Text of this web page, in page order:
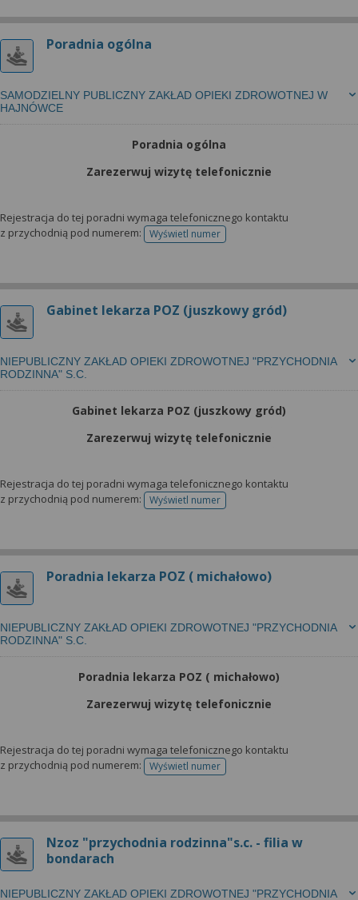
Poradnia ogólna
SAMODZIELNY PUBLICZNY ZAKŁAD OPIEKI ZDROWOTNEJ W
HAJNÓWCE
Poradnia ogólna
Zarezerwuj wizytę telefonicznie
Rejestracja do tej poradni wymaga telefonicznego kontaktu
z przychodnią pod numerem:
Wyświetl numertelefonu do rejestracji
Gabinet lekarza POZ (juszkowy gród)
NIEPUBLICZNY ZAKŁAD OPIEKI ZDROWOTNEJ "PRZYCHODNIA
RODZINNA" S.C.
Gabinet lekarza POZ (juszkowy gród)
Zarezerwuj wizytę telefonicznie
Rejestracja do tej poradni wymaga telefonicznego kontaktu
z przychodnią pod numerem:
Wyświetl numertelefonu do rejestracji
Poradnia lekarza POZ ( michałowo)
NIEPUBLICZNY ZAKŁAD OPIEKI ZDROWOTNEJ "PRZYCHODNIA
RODZINNA" S.C.
Poradnia lekarza POZ ( michałowo)
Zarezerwuj wizytę telefonicznie
Rejestracja do tej poradni wymaga telefonicznego kontaktu
z przychodnią pod numerem:
Wyświetl numertelefonu do rejestracji
Nzoz "przychodnia rodzinna"s.c. - filia w
bondarach
NIEPUBLICZNY ZAKŁAD OPIEKI ZDROWOTNEJ "PRZYCHODNIA
możesz też wycofać zgodę na przetwarzanie Twoich
danych tylko w niektórych celach. Jeżeli chcesz
dowiedzieć się więcej lub chcesz przeprowadzić
konfigurację szczegółową, to możesz tego dokonać
za pomocą „Ustawień zaawansowanych”.
Więcej informacji na temat wykorzystywania
narzędzi zewnętrznych w naszym serwisie